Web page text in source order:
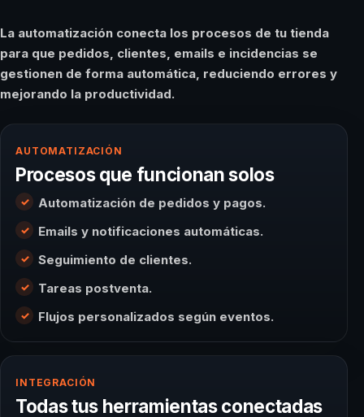
La automatización conecta los procesos de tu tienda
para que pedidos, clientes, emails e incidencias se
gestionen de forma automática, reduciendo errores y
mejorando la productividad.
AUTOMATIZACIÓN
Procesos que funcionan solos
Automatización de pedidos y pagos.
Emails y notificaciones automáticas.
Seguimiento de clientes.
Tareas postventa.
Flujos personalizados según eventos.
INTEGRACIÓN
Todas tus herramientas conectadas